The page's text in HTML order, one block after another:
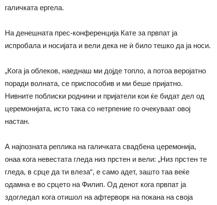
галичката ергела.
На денешната прес-конференција Кате за првпат ја
испробала и носијата и вели дека не ѝ било тешко да ја носи.
„Кога ја облеков, наеднаш ми дојде топло, а потоа веројатно
поради волната, се приспособив и ми беше пријатно.
Нивните поблиски роднини и пријатели кои ќе бидат дел од
церемонијата, исто така со нетрпение го очекуваат овој
настан.
А најпозната реплика на галичката свадбена церемонија,
онаа кога невестата гледа низ прстен и вели: „Низ прстен те
гледа, в срце да ти влеза“, е само адет, зашто таа веќе
одамна е во срцето на Филип. Од денот кога првпат ја
здогледал кога отишол на афтерворк на покана на своја